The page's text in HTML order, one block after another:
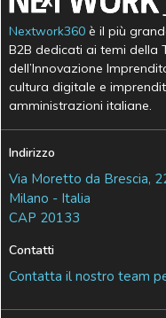
Nextwork360 è il più
B2B dedicati ai temi della
dell’Innovazione
cultura digitale e
amministrazioni italiane.
Indirizzo
Via Moretto da Brescia,
Milano - Italia
CAP 20133
Contatti
Contatta il nostro team